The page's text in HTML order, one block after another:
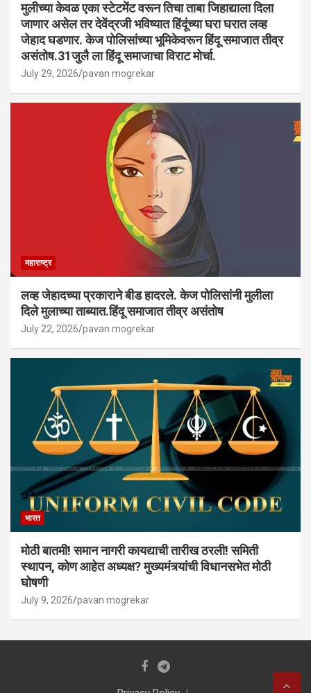
मुलीच्या केवळ एका स्टेटमेंट वरून तिचा ताबा जिहाद्याला दिला
जाणार असेल तर देवेंद्रजी भविष्यात हिंदूंच्या घरा घरात लव्ह
जेहाद घडणार. केज पोलिसांच्या भूमिकेवरून हिंदू समाजात तीव्र
असंतोष.31जुलै ला हिंदू समाजाचा विराट मोर्चा.
July 29, 2026 pavan mogrekar
महाराष्ट्र
लव्ह जेहादच्या प्रकाराने बीड हादरले. केज पोलिसांनी मुलीला
दिले मुलाच्या ताब्यात.हिंदू समाजात तीव्र असंतोष
July 22, 2026 pavan mogrekar
भारत
मोठी बातमी! समान नागरी कायद्याची तारीख ठरली! समिती
स्थापन, कोण आहेत अध्यक्ष? मुख्यमंत्र्यांची विधानसभेत मोठी
घोषणी
July 9, 2026 pavan mogrekar